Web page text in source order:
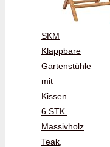
SKM
Klappbare
Gartenstühle
mit
Kissen
6 STK.
Massivholz
Teak,